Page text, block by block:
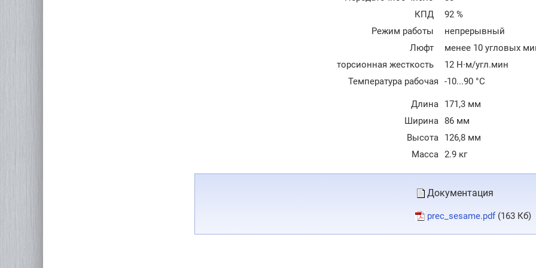
КПД
92 %
Режим работы
непрерывный
Люфт
менее 10 угловых
торсионная жесткость
12 Н·м/угл.мин
Температура рабочая
-10...90 °C
Длина
171,3 мм
Ширина
86 мм
Высота
126,8 мм
Масса 2.9 кг
Документация
prec_sesame.pdf(163 Кб)